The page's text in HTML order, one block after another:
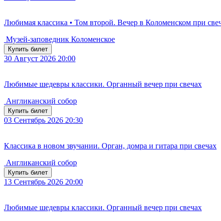
Любимая классика • Том второй. Вечер в Коломенском при
Музей-заповедник Коломенское
Купить билет
30 Август 2026 20:00
Любимые шедевры классики. Органный вечер при свечах
Англиканский собор
Купить билет
03 Сентябрь 2026 20:30
Классика в новом звучании. Орган, домра и гитара при свечах
Англиканский собор
Купить билет
13 Сентябрь 2026 20:00
Любимые шедевры классики. Органный вечер при свечах